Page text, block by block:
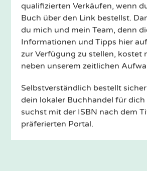
qualifizierten Verkäufen, wenn
Buch über den Link bestellst.
du mich und mein Team, denn
Informationen und Tipps hier
zur Verfügung zu stellen, kostet
neben unserem zeitlichen
Selbstverständlich bestellt
dein lokaler Buchhandel für dich
suchst mit der ISBN nach dem
präferierten Portal.